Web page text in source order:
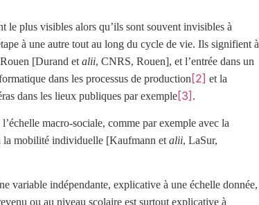
le plus visibles alors qu’ils sont souvent invisibles à
à une autre tout au long du cycle de vie. Ils signifient à
[Durand et alii, CNRS, Rouen], et l’entrée dans un
dans les processus de production[2] et la
dans les lieux publiques par exemple[3].
macro-sociale, comme par exemple avec la
la mobilité individuelle [Kaufmann et alii, LaSur,
variable indépendante, explicative à une échelle donnée,
ou au niveau scolaire est surtout explicative à